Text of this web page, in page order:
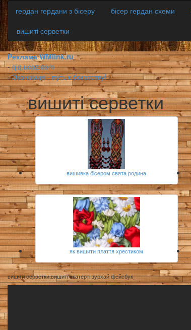
гердан гердани з бісеру бісер гердан схеми
вишиті серветки
Реклама WMlink.ru
-qiq.ucoz.com
-Экономия - путь к богатству!
вишиті серветки
вишивка бісером свята родина
як вишити плаття хрестиком
вишиті серветки,вишиті скатерті зурхай фейсбук